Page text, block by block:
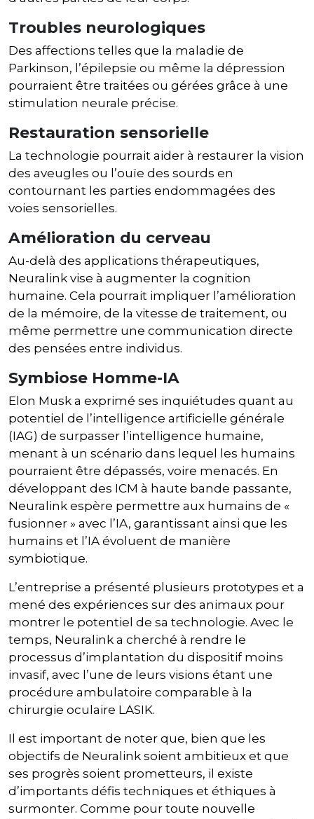
Troubles neurologiques
Des affections telles que la maladie de
Parkinson, l’épilepsie ou même la dépression
pourraient être traitées ou gérées grâce à une
stimulation neurale précise.
Restauration sensorielle
La technologie pourrait aider à restaurer la vision
des aveugles ou l’ouïe des sourds en
contournant les parties endommagées des
voies sensorielles.
Amélioration du cerveau
Au-delà des applications thérapeutiques,
Neuralink vise à augmenter la cognition
humaine. Cela pourrait impliquer l’amélioration
de la mémoire, de la vitesse de traitement, ou
même permettre une communication directe
des pensées entre individus.
Symbiose Homme-IA
Elon Musk a exprimé ses inquiétudes quant au
potentiel de l’intelligence artificielle générale
(IAG) de surpasser l’intelligence humaine,
menant à un scénario dans lequel les humains
pourraient être dépassés, voire menacés. En
développant des ICM à haute bande passante,
Neuralink espère permettre aux humains de «
fusionner » avec l’IA, garantissant ainsi que les
humains et l’IA évoluent de manière
symbiotique.
L’entreprise a présenté plusieurs prototypes et a
mené des expériences sur des animaux pour
montrer le potentiel de sa technologie. Avec le
temps, Neuralink a cherché à rendre le
processus d’implantation du dispositif moins
invasif, avec l’une de leurs visions étant une
procédure ambulatoire comparable à la
chirurgie oculaire LASIK.
Il est important de noter que, bien que les
objectifs de Neuralink soient ambitieux et que
ses progrès soient prometteurs, il existe
d’importants défis techniques et éthiques à
surmonter. Comme pour toute nouvelle